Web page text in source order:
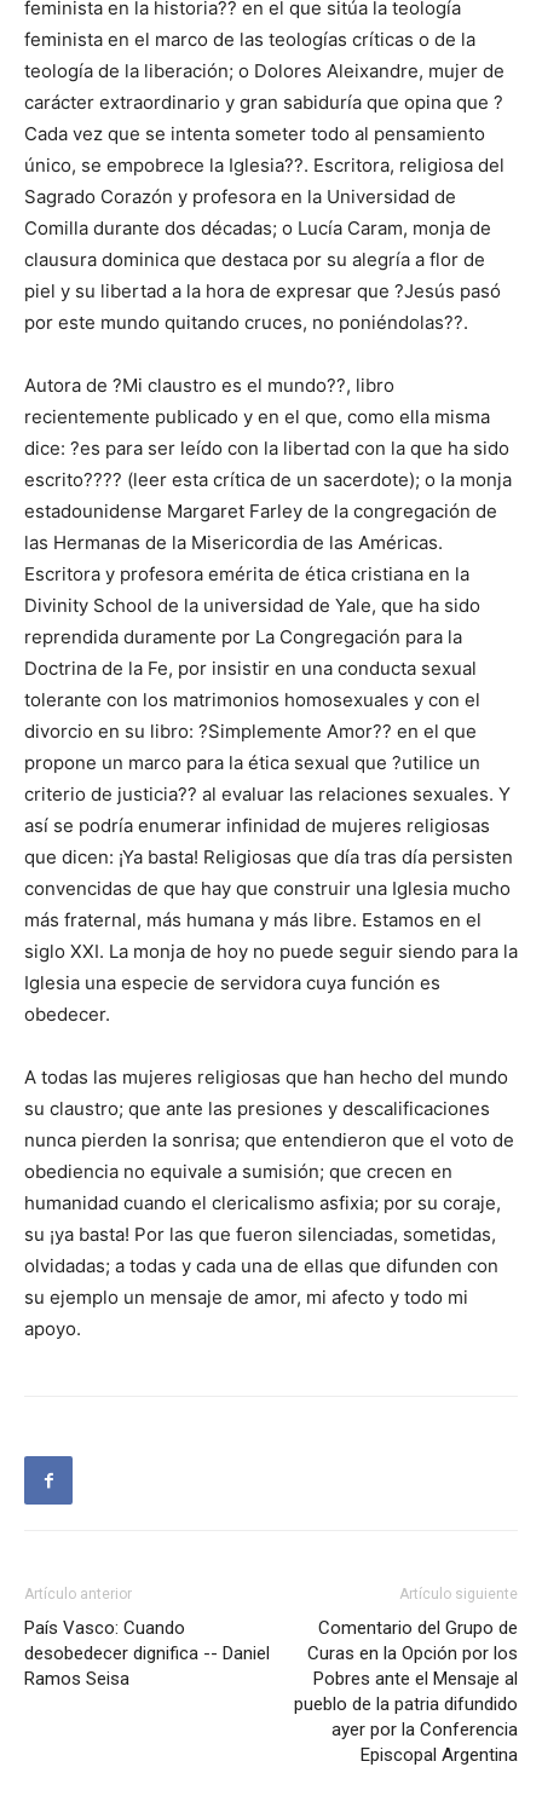
feminista en la historia?? en el que sitúa la teología
feminista en el marco de las teologías críticas o de la
teología de la liberación; o Dolores Aleixandre, mujer de
carácter extraordinario y gran sabiduría que opina que ?
Cada vez que se intenta someter todo al pensamiento
único, se empobrece la Iglesia??. Escritora, religiosa del
Sagrado Corazón y profesora en la Universidad de
Comilla durante dos décadas; o Lucía Caram, monja de
clausura dominica que destaca por su alegría a flor de
piel y su libertad a la hora de expresar que ?Jesús pasó
por este mundo quitando cruces, no poniéndolas??.
Autora de ?Mi claustro es el mundo??, libro
recientemente publicado y en el que, como ella misma
dice: ?es para ser leído con la libertad con la que ha sido
escrito???? (leer esta crítica de un sacerdote); o la monja
estadounidense Margaret Farley de la congregación de
las Hermanas de la Misericordia de las Américas.
Escritora y profesora emérita de ética cristiana en la
Divinity School de la universidad de Yale, que ha sido
reprendida duramente por La Congregación para la
Doctrina de la Fe, por insistir en una conducta sexual
tolerante con los matrimonios homosexuales y con el
divorcio en su libro: ?Simplemente Amor?? en el que
propone un marco para la ética sexual que ?utilice un
criterio de justicia?? al evaluar las relaciones sexuales. Y
así se podría enumerar infinidad de mujeres religiosas
que dicen: ¡Ya basta! Religiosas que día tras día persisten
convencidas de que hay que construir una Iglesia mucho
más fraternal, más humana y más libre. Estamos en el
siglo XXI. La monja de hoy no puede seguir siendo para la
Iglesia una especie de servidora cuya función es
obedecer.
A todas las mujeres religiosas que han hecho del mundo
su claustro; que ante las presiones y descalificaciones
nunca pierden la sonrisa; que entendieron que el voto de
obediencia no equivale a sumisión; que crecen en
humanidad cuando el clericalismo asfixia; por su coraje,
su ¡ya basta! Por las que fueron silenciadas, sometidas,
olvidadas; a todas y cada una de ellas que difunden con
su ejemplo un mensaje de amor, mi afecto y todo mi
apoyo.
Artículo anterior
País Vasco: Cuando
desobedecer dignifica -- Daniel
Ramos Seisa
Artículo siguiente
Comentario del Grupo de
Curas en la Opción por los
Pobres ante el Mensaje al
pueblo de la patria difundido
ayer por la Conferencia
Episcopal Argentina